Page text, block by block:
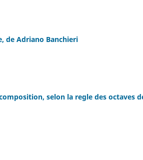
de Adriano Banchieri
selon la regle des octaves